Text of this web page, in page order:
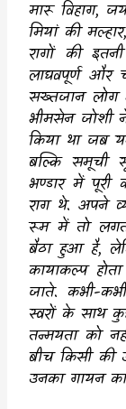
मारू विहाग,
मियां की मल्हार,
रागों की
लाघवपूर्ण और
सख्तजान लोग
भीमसेन जोशी
किया था जब
बल्कि समूची
भण्डार में
राग थे. अपने
रूम में तो
बैठा हुआ है,
कायाकल्प
जाते. कभी-
स्वरों के साथ
तन्मयता को
बीच किसी की
उनका गायन